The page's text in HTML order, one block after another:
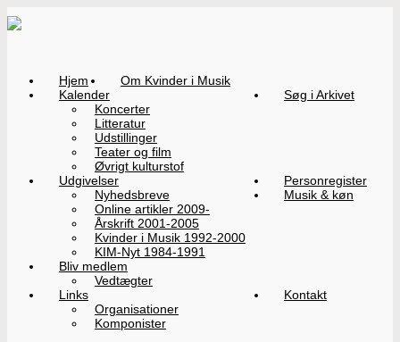
Hjem
Om Kvinder i Musik
Kalender
Koncerter
Litteratur
Udstillinger
Teater og film
Øvrigt kulturstof
Søg i Arkivet
Udgivelser
Nyhedsbreve
Online artikler 2009-
Årskrift 2001-2005
Kvinder i Musik 1992-2000
KIM-Nyt 1984-1991
Personregister
Musik & køn
Bliv medlem
Vedtægter
Links
Organisationer
Komponister
Kontakt